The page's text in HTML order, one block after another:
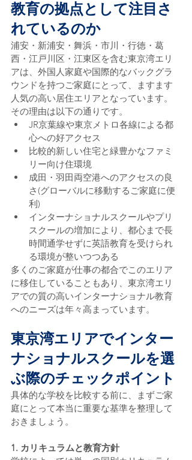
教育の拠点として注目さ
れているのか
浦安・新浦安・舞浜・市川・行徳・葛
西・江戸川区・江東区を含む東京湾エリ
アは、外国人家庭や国際的なバックグラ
ウンドを持つご家庭にとって、ますます
人気の高い居住エリアとなっています。
その理由は以下の通りです。
JR京葉線や東京メトロ各線による都
心への好アクセス
比較的新しい住宅と緑豊かなファミ
リー向け住環境
成田・羽田両空港へのアクセスの良
さ(グローバルに移動するご家庭に便
利)
インターナショナルスクールやプリ
スクールの増加により、都心まで長
時間通学せずに英語教育を受けられ
る環境が整いつつある
多くのご家庭が仕事の都合でこのエリア
に移住していることもあり、東京湾エリ
アでの質の高いインターナショナル教育
へのニーズは年々高まっています。
東京湾エリアでインター
ナショナルスクールを選
ぶ際のチェックポイント
具体的な学校を比較する前に、まずご家
庭にとって本当に重要な基準を整理して
おきましょう。
1. カリキュラムと教育方針